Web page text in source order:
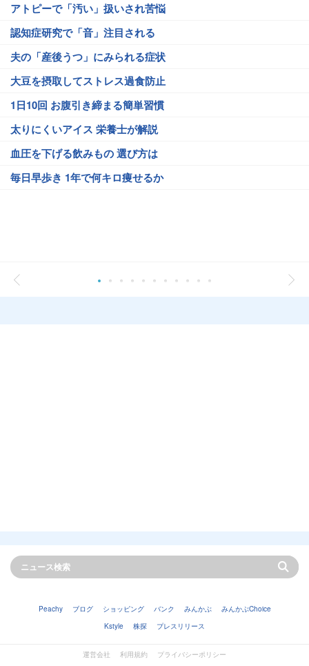
アトピーで「汚い」扱いされ苦悩
認知症研究で「音」注目される
夫の「産後うつ」にみられる症状
大豆を摂取してストレス過食防止
1日10回 お腹引き締まる簡単習慣
太りにくいアイス 栄養士が解説
血圧を下げる飲みもの 選び方は
毎日早歩き 1年で何キロ痩せるか
Peachy ブログ ショッピング バンク みんかぶ
みんかぶChoice
Kstyle
株探 プレスリリース
運営会社 利用規約 プライバシーポリシー